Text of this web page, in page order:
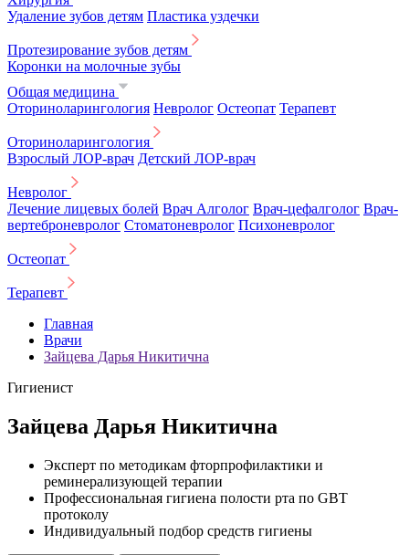
Удаление зубов детям Пластика уздечки
Протезирование зубов детям
Коронки на молочные зубы
Общая медицина
Оториноларингология Невролог Остеопат Терапевт
Оториноларингология
Взрослый ЛОР-врач Детский ЛОР-врач
Невролог
Лечение лицевых болей Врач Алголог Врач-цефалголог Врач-
вертеброневролог Стоматоневролог Психоневролог
Остеопат
Терапевт
Главная
Врачи
Зайцева Дарья Никитична
Гигиенист
Зайцева Дарья Никитична
Эксперт по методикам фторпрофилактики и
реминерализующей терапии
Профессиональная гигиена полости рта по GBT
протоколу
Индивидуальный подбор средств гигиены